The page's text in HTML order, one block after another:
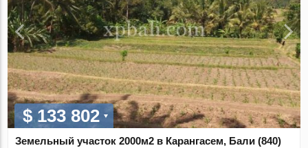
$ 133 802
Земельный участок 2000м2 в Карангасем, Бали (840)